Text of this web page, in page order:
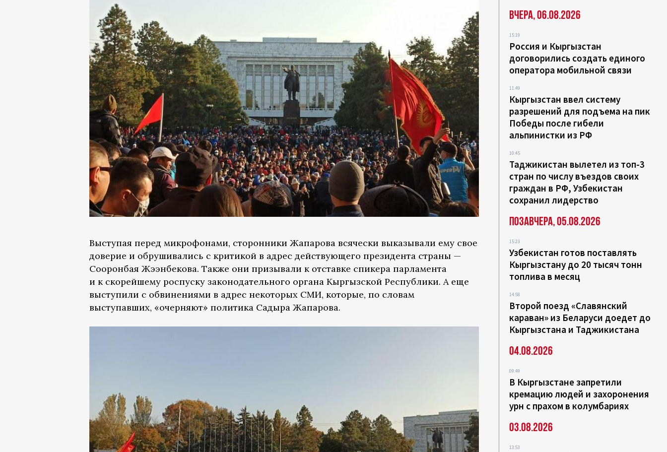
Выступая перед микрофонами, сторонники Жапарова всячески выказывали ему свое
доверие и обрушивались с критикой в адрес действующего президента страны —
Сооронбая Жээнбекова. Также они призывали к отставке спикера парламента
и к скорейшему роспуску законодательного органа Кыргызской Республики. А еще
выступили с обвинениями в адрес некоторых СМИ, которые, по словам
выступавших, «очерняют» политика Садыра Жапарова.
Вчера, 06.08.2026
15:19
Россия и Кыргызстан
договорились создать единого
оператора мобильной связи
11:49
Кыргызстан ввел систему
разрешений для подъема на пик
Победы после гибели
альпинистки из РФ
10:45
Таджикистан вылетел из топ-3
стран по числу въездов своих
граждан в РФ, Узбекистан
сохранил лидерство
Позавчера, 05.08.2026
15:23
Узбекистан готов поставлять
Кыргызстану до 20 тысяч тонн
топлива в месяц
14:58
Второй поезд «Славянский
караван» из Беларуси доедет до
Кыргызстана и Таджикистана
04.08.2026
09:49
В Кыргызстане запретили
кремацию людей и захоронения
урн с прахом в колумбариях
03.08.2026
13:53